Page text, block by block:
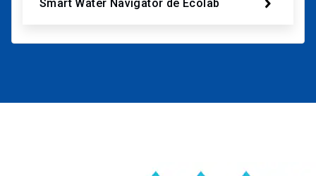
Smart Water Navigator de Ecolab